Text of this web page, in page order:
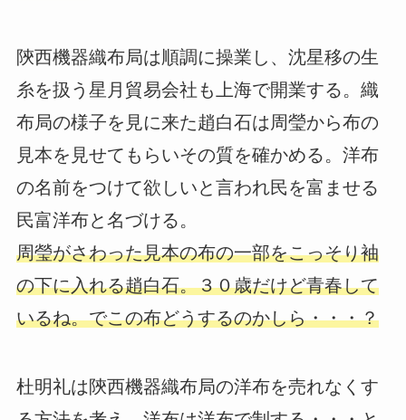
陝西機器織布局は順調に操業し、沈星移の生
糸を扱う星月貿易会社も上海で開業する。織
布局の様子を見に来た趙白石は周瑩から布の
見本を見せてもらいその質を確かめる。洋布
の名前をつけて欲しいと言われ民を富ませる
民富洋布と名づける。
周瑩がさわった見本の布の一部をこっそり袖
の下に入れる趙白石。３０歳だけど青春して
いるね。でこの布どうするのかしら・・・？
杜明礼は陝西機器織布局の洋布を売れなくす